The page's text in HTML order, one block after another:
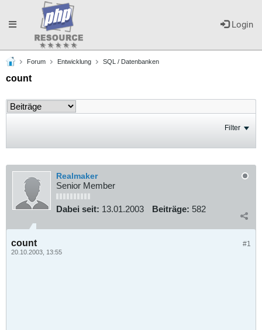
Login
Toggle
navigation
Forum Entwicklung SQL / Datenbanken
count
Filter
Realmaker
Senior Member
Dabei seit: 13.01.2003 Beiträge: 582
#1
count
20.10.2003, 13:55